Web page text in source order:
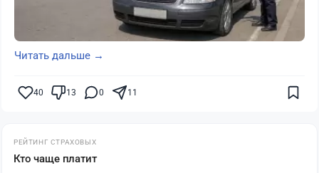
Читать дальше →
40 13 0 11
РЕЙТИНГ СТРАХОВЫХ
Кто чаще платит